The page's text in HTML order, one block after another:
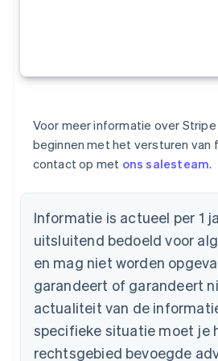
Voor meer informatie over
beginnen met het versturen van
contact op met ons salesteam.
Informatie is actueel per 1
uitsluitend bedoeld voor
en mag niet worden
garandeert of garandeert
actualiteit van de
specifieke situatie moet je
rechtsgebied bevoegde
EnglishSvenska
Gibraltar
English
Griekenland
Hongarije
Hongkong SAR, China
English简体中文
Ierland
English
India
English
Italië
Italiano English
Japan